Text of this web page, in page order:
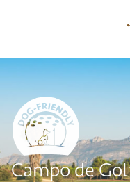
Campo de